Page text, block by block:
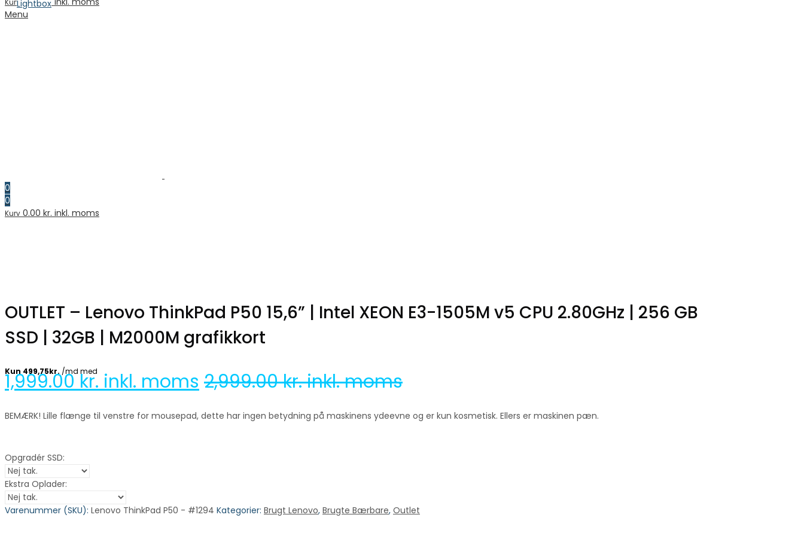
Kurv
Menu
0
0
Kurv 0.00 kr. inkl. moms
Lightbox
OUTLET – Lenovo ThinkPad P50 15,6” | Intel XEON E3-1505M v5 CPU 2.80GHz | 256 GB
SSD | 32GB | M2000M grafikkort
1,999.00kr. inkl. moms 2,999.00kr. inkl. moms
BEMÆRK! Lille flænge til venstre for mousepad, dette har ingen betydning på maskinens ydeevne og er kun kosmetisk. Ellers er maskinen pæn.
Opgradér SSD:
Ekstra Oplader:
Varenummer (SKU): Lenovo ThinkPad P50 - #1294 Kategorier: Brugt Lenovo, Brugte Bærbare, Outlet